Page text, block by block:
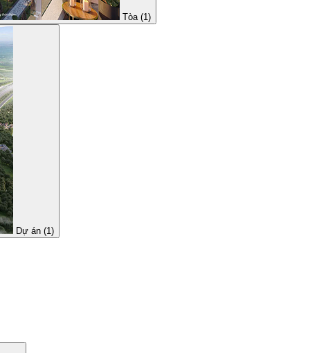
Tòa (1)
Dự án (1)